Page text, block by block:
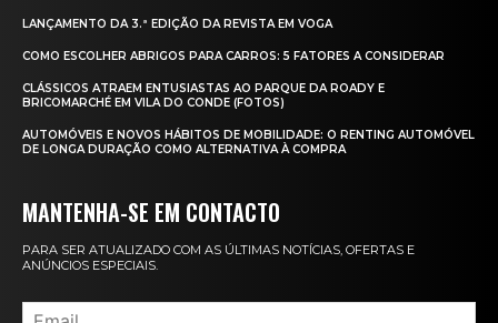
LANÇAMENTO DA 3.ª EDIÇÃO DA REVISTA EM VOGA
COMO ESCOLHER ABRIGOS PARA CARROS: 5 FATORES A CONSIDERAR
CLÁSSICOS ATRAEM ENTUSIASTAS AO PARQUE DA ROADY E
BRICOMARCHÉ EM VILA DO CONDE (FOTOS)
AUTOMÓVEIS E NOVOS HÁBITOS DE MOBILIDADE: O RENTING AUTOMÓVEL
DE LONGA DURAÇÃO COMO ALTERNATIVA À COMPRA
MANTENHA-SE EM CONTACTO
PARA SER ATUALIZADO COM AS ÚLTIMAS NOTÍCIAS, OFERTAS E
ANÚNCIOS ESPECIAIS.